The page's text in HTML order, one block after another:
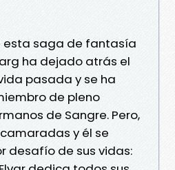
esta saga de fantasía
ha dejado atrás el
pasada y se ha
de pleno
de Sangre. Pero,
y él se
desafío de sus vidas: